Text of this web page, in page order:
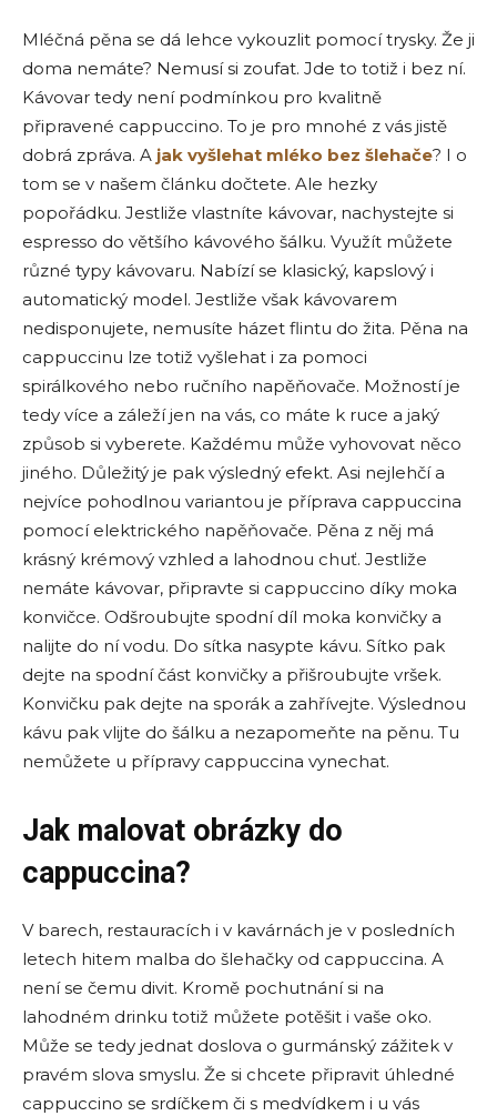
Mléčná pěna se dá lehce vykouzlit pomocí trysky. Že ji
doma nemáte? Nemusí si zoufat. Jde to totiž i bez ní.
Kávovar tedy není podmínkou pro kvalitně
připravené cappuccino. To je pro mnohé z vás jistě
dobrá zpráva. A jak vyšlehat mléko bez šlehače? I o
tom se v našem článku dočtete. Ale hezky
popořádku. Jestliže vlastníte kávovar, nachystejte si
espresso do většího kávového šálku. Využít můžete
různé typy kávovaru. Nabízí se klasický, kapslový i
automatický model. Jestliže však kávovarem
nedisponujete, nemusíte házet flintu do žita. Pěna na
cappuccinu lze totiž vyšlehat i za pomoci
spirálkového nebo ručního napěňovače. Možností je
tedy více a záleží jen na vás, co máte k ruce a jaký
způsob si vyberete. Každému může vyhovovat něco
jiného. Důležitý je pak výsledný efekt. Asi nejlehčí a
nejvíce pohodlnou variantou je příprava cappuccina
pomocí elektrického napěňovače. Pěna z něj má
krásný krémový vzhled a lahodnou chuť. Jestliže
nemáte kávovar, připravte si cappuccino díky moka
konvičce. Odšroubujte spodní díl moka konvičky a
nalijte do ní vodu. Do sítka nasypte kávu. Sítko pak
dejte na spodní část konvičky a přišroubujte vršek.
Konvičku pak dejte na sporák a zahřívejte. Výslednou
kávu pak vlijte do šálku a nezapomeňte na pěnu. Tu
nemůžete u přípravy cappuccina vynechat.
Jak malovat obrázky do
cappuccina?
V barech, restauracích i v kavárnách je v posledních
letech hitem malba do šlehačky od cappuccina. A
není se čemu divit. Kromě pochutnání si na
lahodném drinku totiž můžete potěšit i vaše oko.
Může se tedy jednat doslova o gurmánský zážitek v
pravém slova smyslu. Že si chcete připravit úhledné
cappuccino se srdíčkem či s medvídkem i u vás